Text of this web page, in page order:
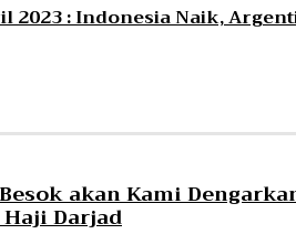
2023 : Indonesia Naik,
akan Kami
Darjad